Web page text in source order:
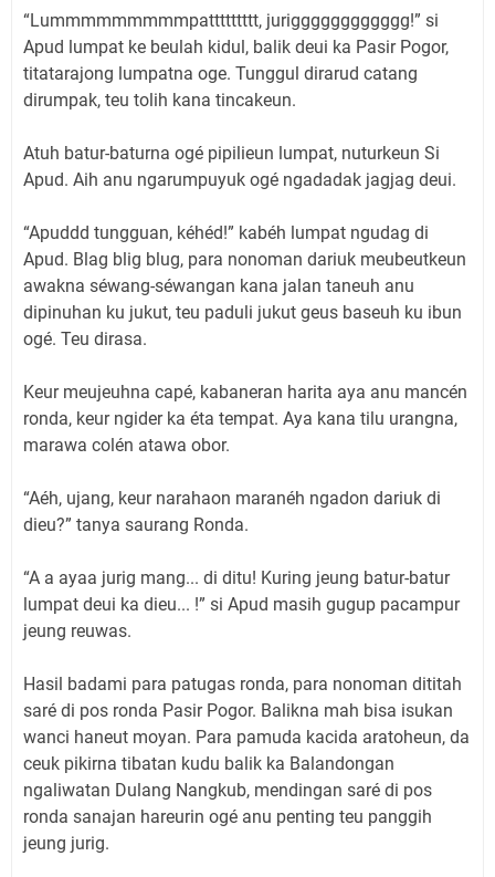
“Lummmmmmmmmpattttttttt, jurigggggggggggg!” si
Apud lumpat ke beulah kidul, balik deui ka Pasir Pogor,
titatarajong lumpatna oge. Tunggul dirarud catang
dirumpak, teu tolih kana tincakeun.
Atuh batur-baturna ogé pipilieun lumpat, nuturkeun Si
Apud. Aih anu ngarumpuyuk ogé ngadadak jagjag deui.
“Apuddd tungguan, kéhéd!” kabéh lumpat ngudag di
Apud. Blag blig blug, para nonoman dariuk meubeutkeun
awakna séwang-séwangan kana jalan taneuh anu
dipinuhan ku jukut, teu paduli jukut geus baseuh ku ibun
ogé. Teu dirasa.
Keur meujeuhna capé, kabaneran harita aya anu mancén
ronda, keur ngider ka éta tempat. Aya kana tilu urangna,
marawa colén atawa obor.
“Aéh, ujang, keur narahaon maranéh ngadon dariuk di
dieu?” tanya saurang Ronda.
“A a ayaa jurig mang... di ditu! Kuring jeung batur-batur
lumpat deui ka dieu... !” si Apud masih gugup pacampur
jeung reuwas.
Hasil badami para patugas ronda, para nonoman dititah
saré di pos ronda Pasir Pogor. Balikna mah bisa isukan
wanci haneut moyan. Para pamuda kacida aratoheun, da
ceuk pikirna tibatan kudu balik ka Balandongan
ngaliwatan Dulang Nangkub, mendingan saré di pos
ronda sanajan hareurin ogé anu penting teu panggih
jeung jurig.